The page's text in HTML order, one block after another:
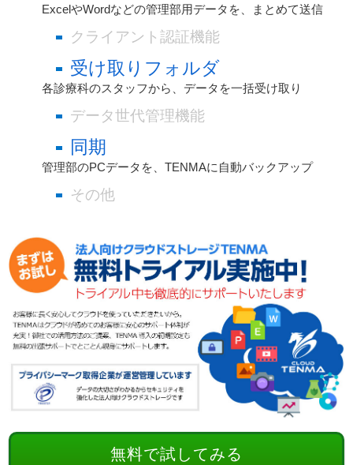
ExcelやWordなどの管理部用データを、まとめて送信
クライアント認証機能
受け取りフォルダ
各診療科のスタッフから、データを一括受け取り
データ世代管理機能
同期
管理部のPCデータを、TENMAに自動バックアップ
その他
無料で試してみる